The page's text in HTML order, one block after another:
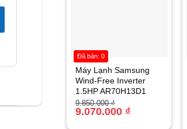
Máy Lạnh Samsung
Wind-Free Inverter
1.5HP AR70H13D1
9.850.000₫
Giá
gốc
9.070.000 ₫
Giá
hiện
Đã bán: 0